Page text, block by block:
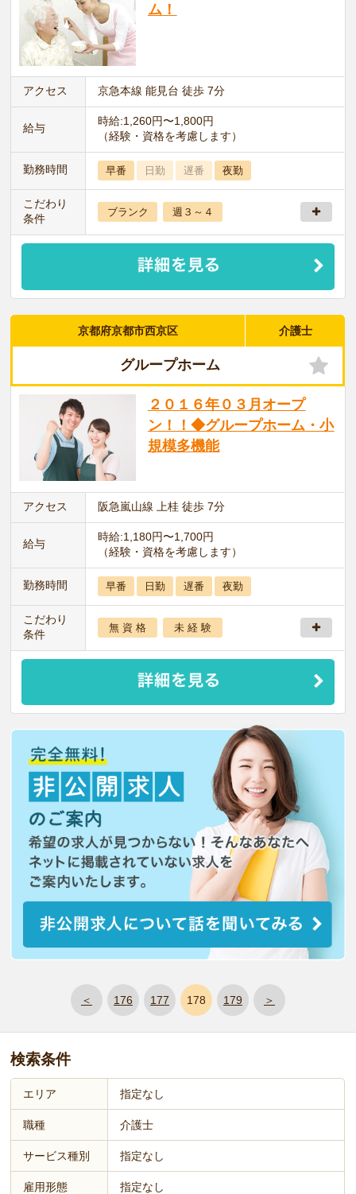
ム！
アクセス 京急本線 能見台 徒歩 7分
給与
時給:1,260円〜1,800円
（経験・資格を考慮します）
勤務時間 早番 日勤 遅番 夜勤
こだわり
条件
ブランク 週３～４
京都府京都市西京区 介護士
グループホーム
２０１６年０３月オープ
ン！！◆グループホーム・小
規模多機能
アクセス 阪急嵐山線 上桂 徒歩 7分
給与
時給:1,180円〜1,700円
（経験・資格を考慮します）
勤務時間 早番 日勤 遅番 夜勤
こだわり
条件
無 資 格 未 経 験
＜ 176 177 178 179 ＞
検索条件
エリア 指定なし
職種 介護士
サービス種別 指定なし
雇用形態 指定なし